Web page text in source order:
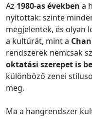
Az 1980-as években a
nyitottak: szinte
megjelentek, és olyan
a kultúrát, mint a
rendszerek nemcsak
oktatási szerepet is
különböző zenei
meg.
Ma a hangrendszer